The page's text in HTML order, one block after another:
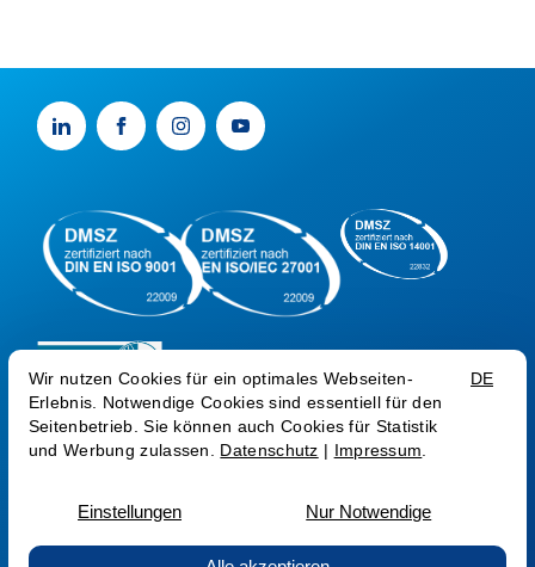
AGB AG AGB SEC AGB COM AEB
ZV CSP
Sprache: AT EN